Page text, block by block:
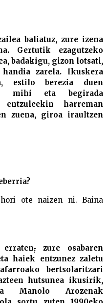
baliatuz, zure izena
Gertutik ezagutzeko
badakigu, gizon lotsati,
zarela. Ikuskera
estilo berezia duen
mihi eta begirada
entzuleekin harreman
zuena, giroa iraultzen
ote naizen ni. Baina
, zure osabaren
haiek entzunez zaletu
bertsolaritzari
hutsunea ikusirik,
Manolo Arozenak